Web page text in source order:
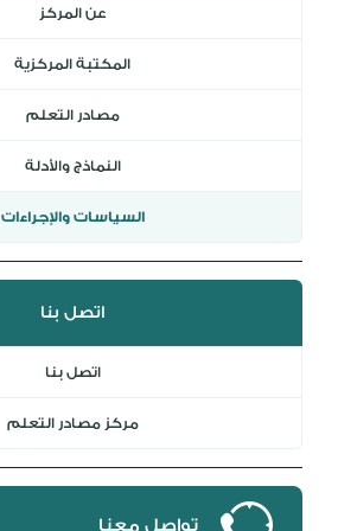
نظام التقييم السنوي
عن المركز
المكتبة المركزية
مصادر التعلم
النماذج والأدلة
السياسات والإجراءات
اتصل بنا
اتصل بنا
مركز مصادر التعلم
تواصل معنا